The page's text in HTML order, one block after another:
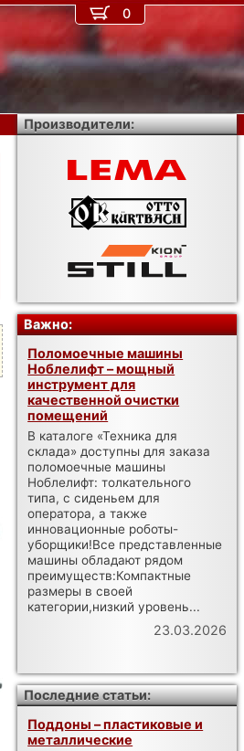
0
Производители:
Важно:
Поломоечные машины
Ноблелифт – мощный
инструмент для
качественной очистки
помещений
В каталоге «Техника для
склада» доступны для заказа
поломоечные машины
Ноблелифт: толкательного
типа, с сиденьем для
оператора, а также
инновационные роботы-
уборщики!Все представленные
машины обладают рядом
преимуществ:Компактные
размеры в своей
категории,низкий уровень...
23.03.2026
Последние статьи:
Поддоны – пластиковые и
металлические